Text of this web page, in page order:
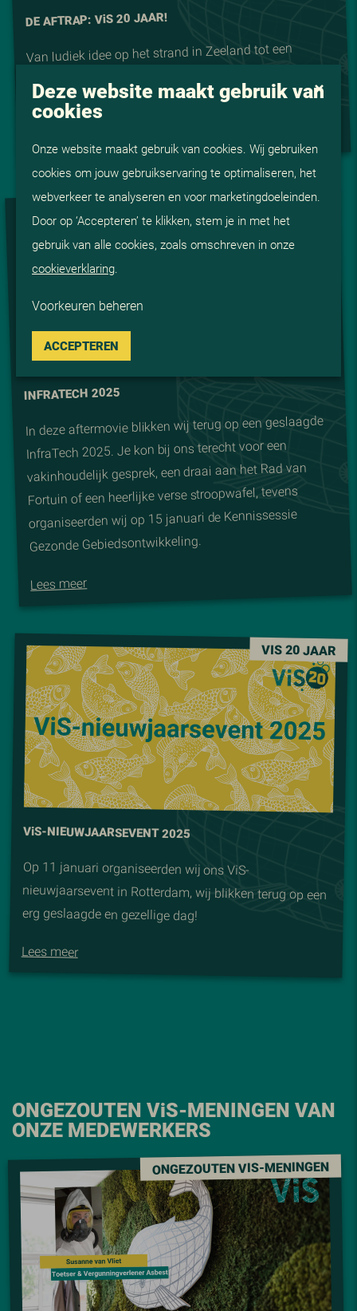
DE AFTRAP: ViS 20 JAAR!
Van ludiek idee op het strand in Zeeland tot een
bestaat dit jaar 20 jaar!
Lees meer
VIS 20 JAAR
INFRATECH 2025
In deze aftermovie blikken wij terug op een geslaagde
InfraTech 2025. Je kon bij ons terecht voor een
vakinhoudelijk gesprek, een draai aan het Rad van
Fortuin of een heerlijke verse stroopwafel, tevens
organiseerden wij op 15 januari de Kennissessie
Gezonde Gebiedsontwikkeling.
Lees meer
VIS 20 JAAR
ViS-NIEUWJAARSEVENT 2025
Op 11 januari organiseerden wij ons ViS-
nieuwjaarsevent in Rotterdam, wij blikken terug op een
erg geslaagde en gezellige dag!
Lees meer
ONGEZOUTEN ViS-MENINGEN VAN
ONZE MEDEWERKERS
ONGEZOUTEN VIS-MENINGEN
Deze website maakt gebruik van
cookies
Onze website maakt gebruik van cookies. Wij gebruiken
cookies om jouw gebruikservaring te optimaliseren, het
webverkeer te analyseren en voor marketingdoeleinden.
Door op ‘Accepteren’ te klikken, stem je in met het
gebruik van alle cookies, zoals omschreven in onze
cookieverklaring
Voorkeuren beheren
ACCEPTEREN